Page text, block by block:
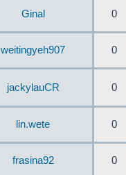
Ginal 0
weitingyeh907 0
jackylauCR 0
lin.wete 0
frasina92 0